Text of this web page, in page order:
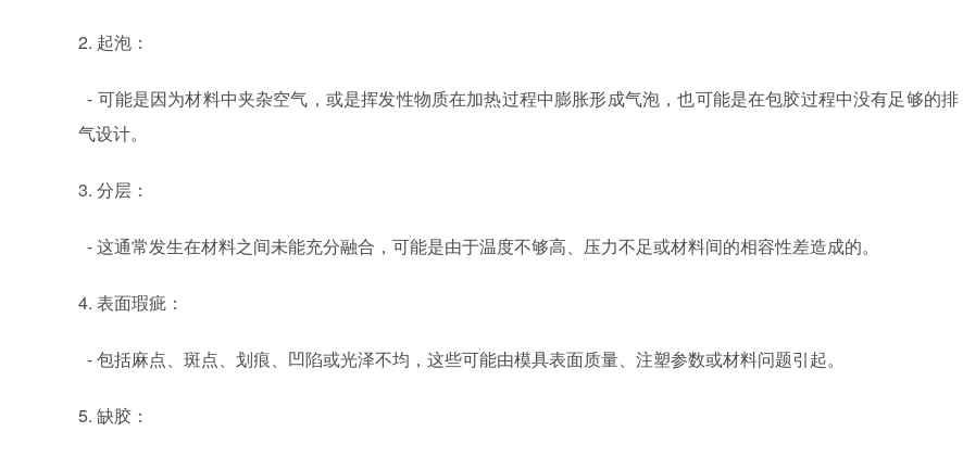
2. 起泡：
- 可能是因为材料中夹杂空气，或是挥发性物质在加热过程中膨胀形成气泡，也可能是在包胶过程中没有足够的排
气设计。
3. 分层：
- 这通常发生在材料之间未能充分融合，可能是由于温度不够高、压力不足或材料间的相容性差造成的。
4. 表面瑕疵：
- 包括麻点、斑点、划痕、凹陷或光泽不均，这些可能由模具表面质量、注塑参数或材料问题引起。
5. 缺胶：